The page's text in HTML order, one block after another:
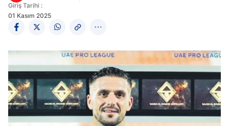
Giriş Tarihi :
01 Kasım 2025